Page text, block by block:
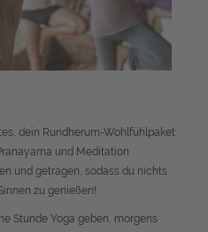
dein Rundherum-Wohlfühlpaket
und Meditation
und getragen, sodass du nichts
zu genießen!
Stunde Yoga geben, morgens